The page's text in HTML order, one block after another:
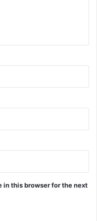
in this browser for the next